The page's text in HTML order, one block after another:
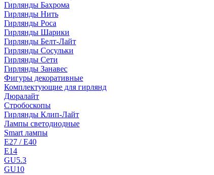
Гирлянды Бахрома
Гирлянды Нить
Гирлянды Роса
Гирлянды Шарики
Гирлянды Белт-Лайт
Гирлянды Сосульки
Гирлянды Сети
Гирлянды Занавес
Фигуры декоративные
Комплектующие для гирлянд
Дюралайт
Стробоскопы
Гирлянды Клип-Лайт
Лампы светодиодные
Smart лампы
E27 / E40
E14
GU5.3
GU10